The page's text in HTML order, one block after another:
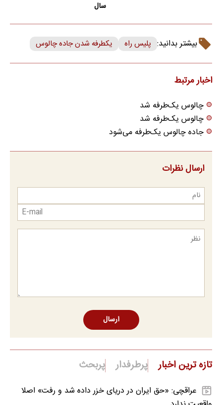
سال
بیشتر بدانید: پلیس راه یکطرفه شدن جاده چالوس
اخبار مرتبط
چالوس یک‌طرفه شد
چالوس یک‌طرفه شد
جاده چالوس یک‌طرفه می‌شود
ارسال نظرات
ارسال
تازه ترین اخبار پرطرفدار پربحث
عراقچی: «حق ایران در دریای خزر داده شد و رفت» اصلا